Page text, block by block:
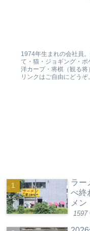
1974年生まれの会社員
て・猫・ジョギング・
洋カープ・将棋（観る将
リンクはご自由にどうぞ。
ラー
べ終
メン
1597